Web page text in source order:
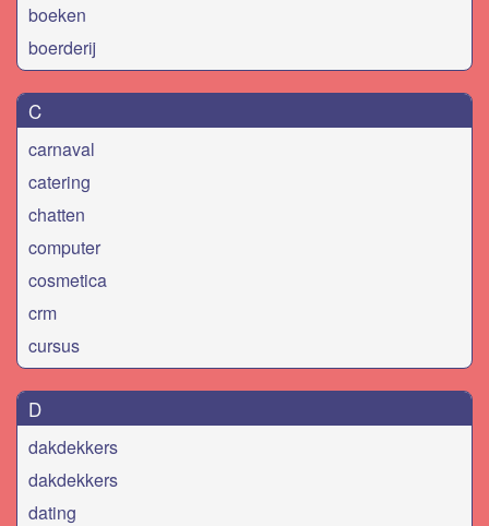
boeken
boerderij
C
carnaval
catering
chatten
computer
cosmetica
crm
cursus
D
dakdekkers
dakdekkers
dating